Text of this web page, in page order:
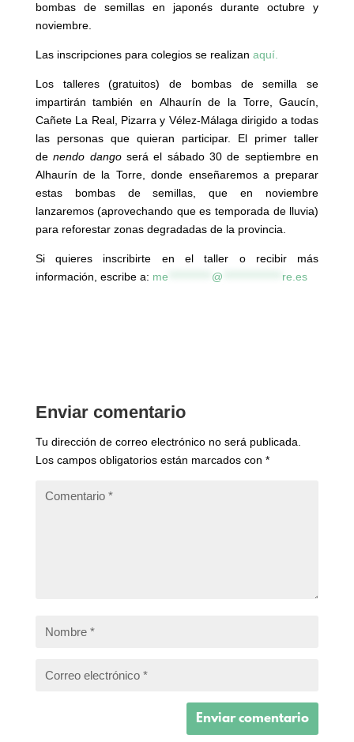
bombas de semillas en japonés durante octubre y
noviembre.
Las inscripciones para colegios se realizan aquí.
Los talleres (gratuitos) de bombas de semilla se
impartirán también en Alhaurín de la Torre, Gaucín,
Cañete La Real, Pizarra y Vélez-Málaga dirigido a todas
las personas que quieran participar. El primer taller
denendo dangoserá el sábado 30 de septiembre en
Alhaurín de la Torre, donde enseñaremos a preparar
estas bombas de semillas, que en noviembre
lanzaremos (aprovechando que es temporada de lluvia)
para reforestar zonas degradadas de la provincia.
Si quieres inscribirte en el taller o recibir más
información, escribe a: me @ re.es
Enviar comentario
Tu dirección de correo electrónico no será publicada.
Los campos obligatorios están marcados con *